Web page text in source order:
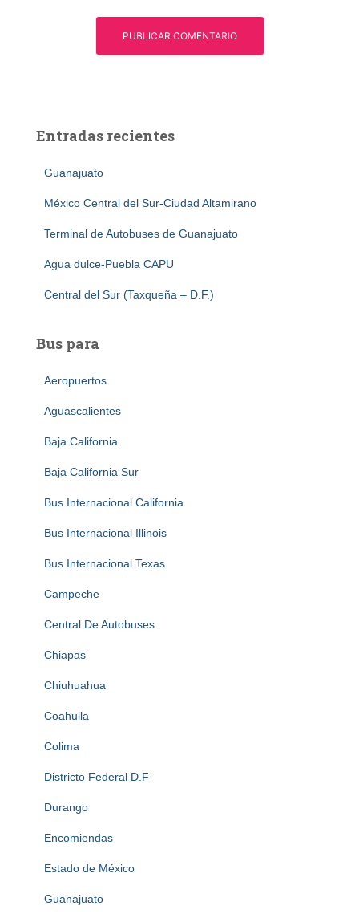
Entradas recientes
Guanajuato
México Central del Sur-Ciudad Altamirano
Terminal de Autobuses de Guanajuato
Agua dulce-Puebla CAPU
Central del Sur (Taxqueña – D.F.)
Bus para
Aeropuertos
Aguascalientes
Baja California
Baja California Sur
Bus Internacional California
Bus Internacional Illinois
Bus Internacional Texas
Campeche
Central De Autobuses
Chiapas
Chiuhuahua
Coahuila
Colima
Districto Federal D.F
Durango
Encomiendas
Estado de México
Guanajuato